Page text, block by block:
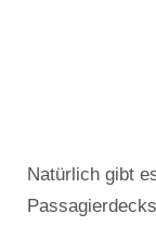
Natürlich gibt